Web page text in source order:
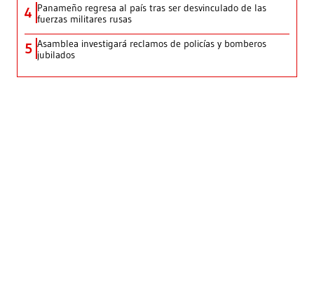
4 Panameño regresa al país tras ser desvinculado de las
fuerzas militares rusas
5 Asamblea investigará reclamos de policías y bomberos
jubilados